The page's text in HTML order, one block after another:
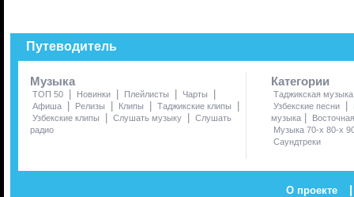
Путеводитель
Музыка
ТОП 50 | Новинки | Плейлисты | Чарты |
Афиша | Релизы | Клипы | Таджикские клипы |
Узбекские клипы | Слушать музыку | Слушать
радио
Категории
Таджикская музыка
Узбекские песни
|
музыка |
Музыка 70-х 80-х
Саундтреки
О проекте |